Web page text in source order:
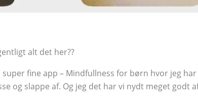
alt det her??
fine app – Mindfullness for børn hvor jeg har
og slappe af. Og jeg det har vi nydt meget godt